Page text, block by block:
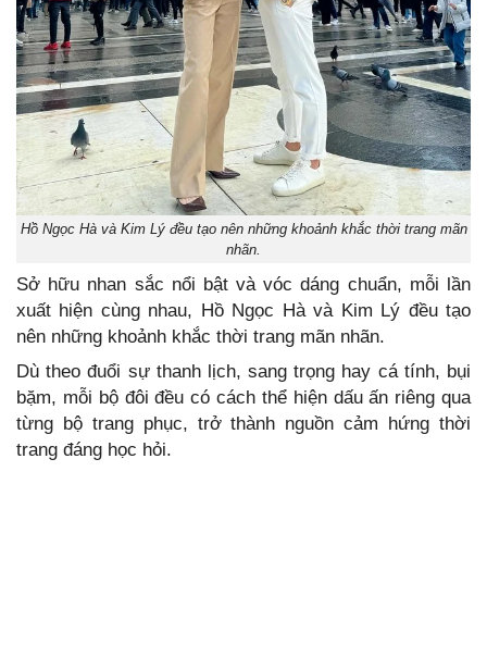
Hồ Ngọc Hà và Kim Lý đều tạo nên những khoảnh khắc thời trang mãn
nhãn.
Sở hữu nhan sắc nổi bật và vóc dáng chuẩn, mỗi lần
xuất hiện cùng nhau, Hồ Ngọc Hà và Kim Lý đều tạo
nên những khoảnh khắc thời trang mãn nhãn.
Dù theo đuổi sự thanh lịch, sang trọng hay cá tính, bụi
bặm, mỗi bộ đôi đều có cách thể hiện dấu ấn riêng qua
từng bộ trang phục, trở thành nguồn cảm hứng thời
trang đáng học hỏi.